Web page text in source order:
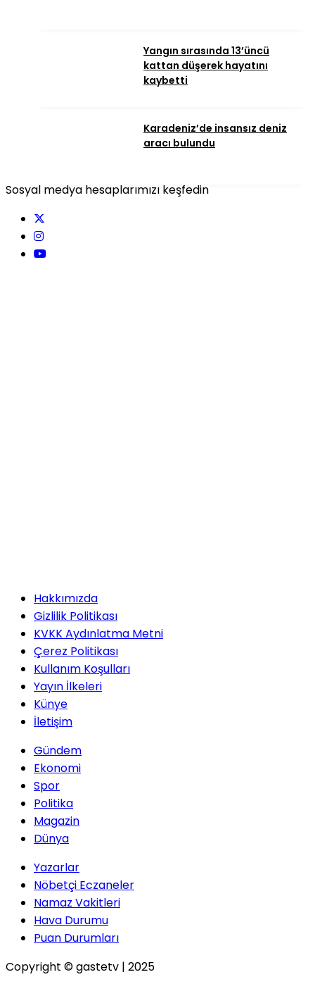
Yangın sırasında 13’üncü
kattan düşerek hayatını
kaybetti
Karadeniz’de insansız deniz
aracı bulundu
Sosyal medya hesaplarımızı keşfedin
Hakkımızda
Gizlilik Politikası
KVKK Aydınlatma Metni
Çerez Politikası
Kullanım Koşulları
Yayın İlkeleri
Künye
İletişim
Gündem
Ekonomi
Spor
Politika
Magazin
Dünya
Yazarlar
Nöbetçi Eczaneler
Namaz Vakitleri
Hava Durumu
Puan Durumları
Copyright © gastetv | 2025